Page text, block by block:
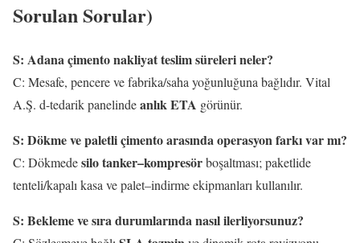
Sorulan Sorular)
S: Adana çimento nakliyat teslim süreleri neler?
C: Mesafe, pencere ve fabrika/saha yoğunluğuna bağlıdır. Vital
A.Ş. d-tedarik panelindeanlık ETA görünür.
S: Dökme ve paletli çimento arasında operasyon farkı var mı?
C: Dökmedesilo tanker–kompresörboşaltması; paketlide
tenteli/kapalı kasa ve palet–indirme ekipmanları kullanılır.
S: Bekleme ve sıra durumlarında nasıl ilerliyorsunuz?